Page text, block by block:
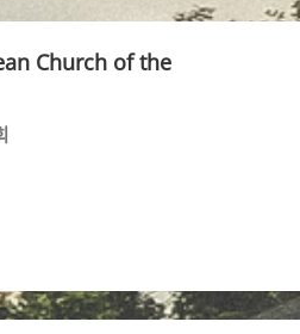
Church of the